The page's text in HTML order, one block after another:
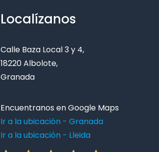
Localízanos
Calle Baza Local 3 y 4,
18220 Albolote,
Granada
Encuentranos en Google Maps
Ir a la ubicación - Granada
Ir a la ubicación - Lleida